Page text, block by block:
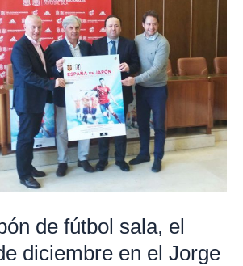
de fútbol sala, el
diciembre en el Jorge